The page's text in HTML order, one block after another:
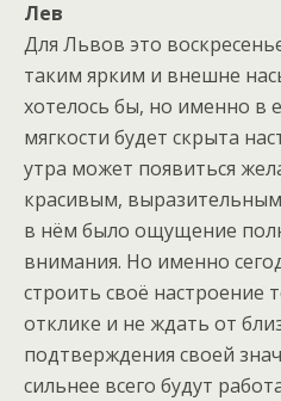
Лев
Для Львов это
таким ярким и внешне
хотелось бы, но именно в
мягкости будет скрыта
утра может появиться
красивым,
в нём было ощущение
внимания. Но именно
строить своё настроение
отклике и не ждать от
подтверждения своей
сильнее всего будут